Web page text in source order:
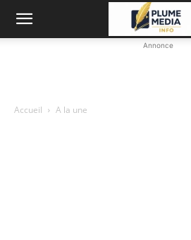
Annonce
Accueil A la une